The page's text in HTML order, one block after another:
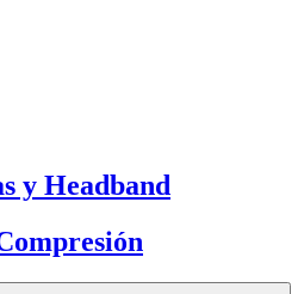
y Headband